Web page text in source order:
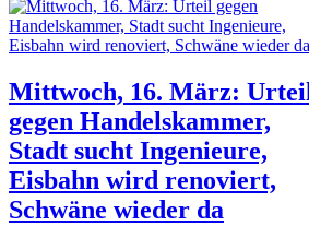
Mittwoch, 16. März: Urteil
gegen Handelskammer,
Stadt sucht Ingenieure,
Eisbahn wird renoviert,
Schwäne wieder da